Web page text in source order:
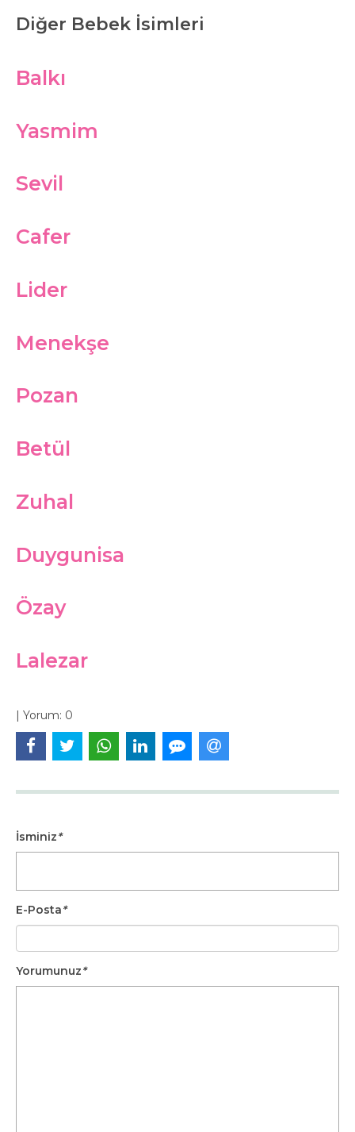
Diğer Bebek İsimleri
Balkı
Yasmim
Sevil
Cafer
Lider
Menekşe
Pozan
Betül
Zuhal
Duygunisa
Özay
Lalezar
| Yorum: 0
İsminiz*
E-Posta*
Yorumunuz*